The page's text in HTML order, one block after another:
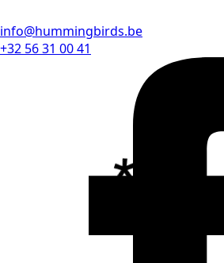
info@hummingbirds.be
+32 56 31 00 41